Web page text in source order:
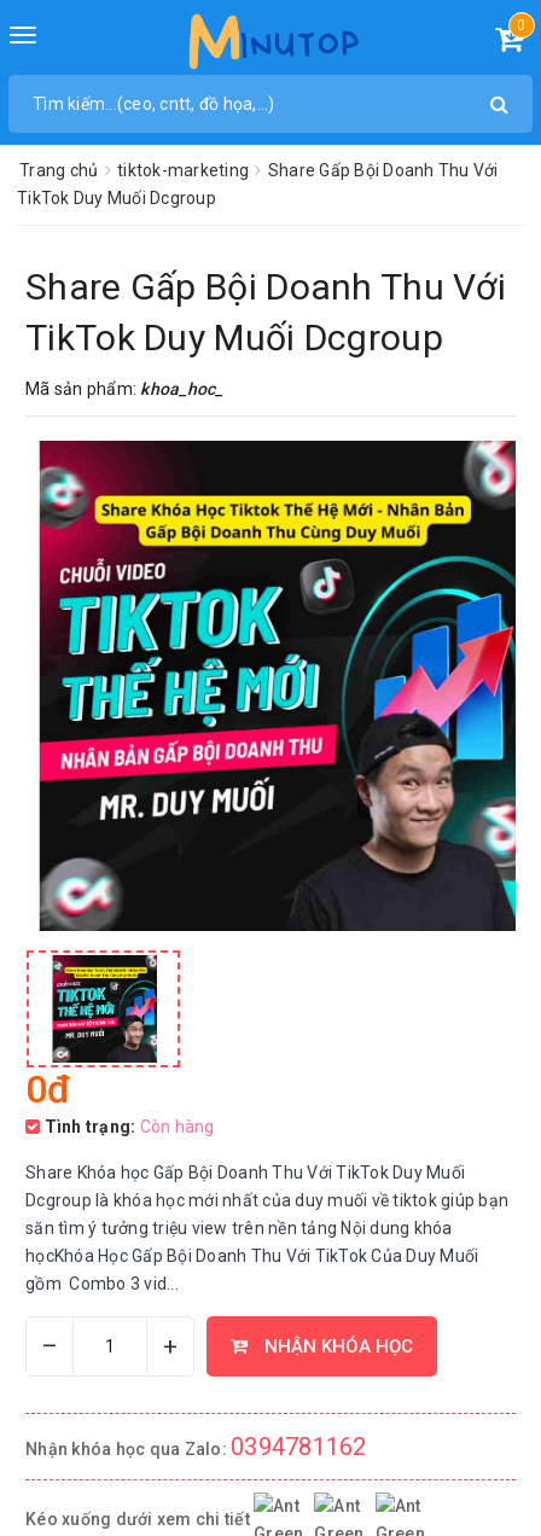
Toggle
0
Trang chủ tiktok-marketing
Share Gấp Bội Doanh Thu Với
TikTok Duy Muối Dcgroup
Share Gấp Bội Doanh Thu Với
TikTok Duy Muối Dcgroup
Mã sản phẩm: khoa_hoc_
0đ
Tình trạng: Còn hàng
Share Khóa học Gấp Bội Doanh Thu Với TikTok Duy Muối
Dcgroup là khóa học mới nhất của duy muối về tiktok giúp bạn
săn tìm ý tưởng triệu view trên nền tảng Nội dung khóa
họcKhóa Học Gấp Bội Doanh Thu Với TikTok Của Duy Muối
gồm Combo 3 vid...
– + NHẬN KHÓA HỌC
Nhận khóa học qua Zalo: 0394781162
Kéo xuống dưới xem chi tiết